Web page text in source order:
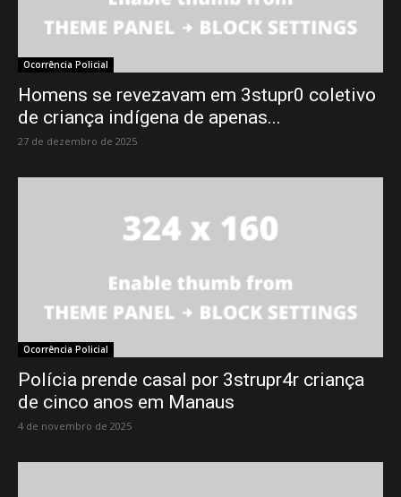
Ocorrência Policial
Homens se revezavam em 3stupr0 coletivo
de criança indígena de apenas...
27 de dezembro de 2025
Ocorrência Policial
Polícia prende casal por 3strupr4r criança
de cinco anos em Manaus
4 de novembro de 2025